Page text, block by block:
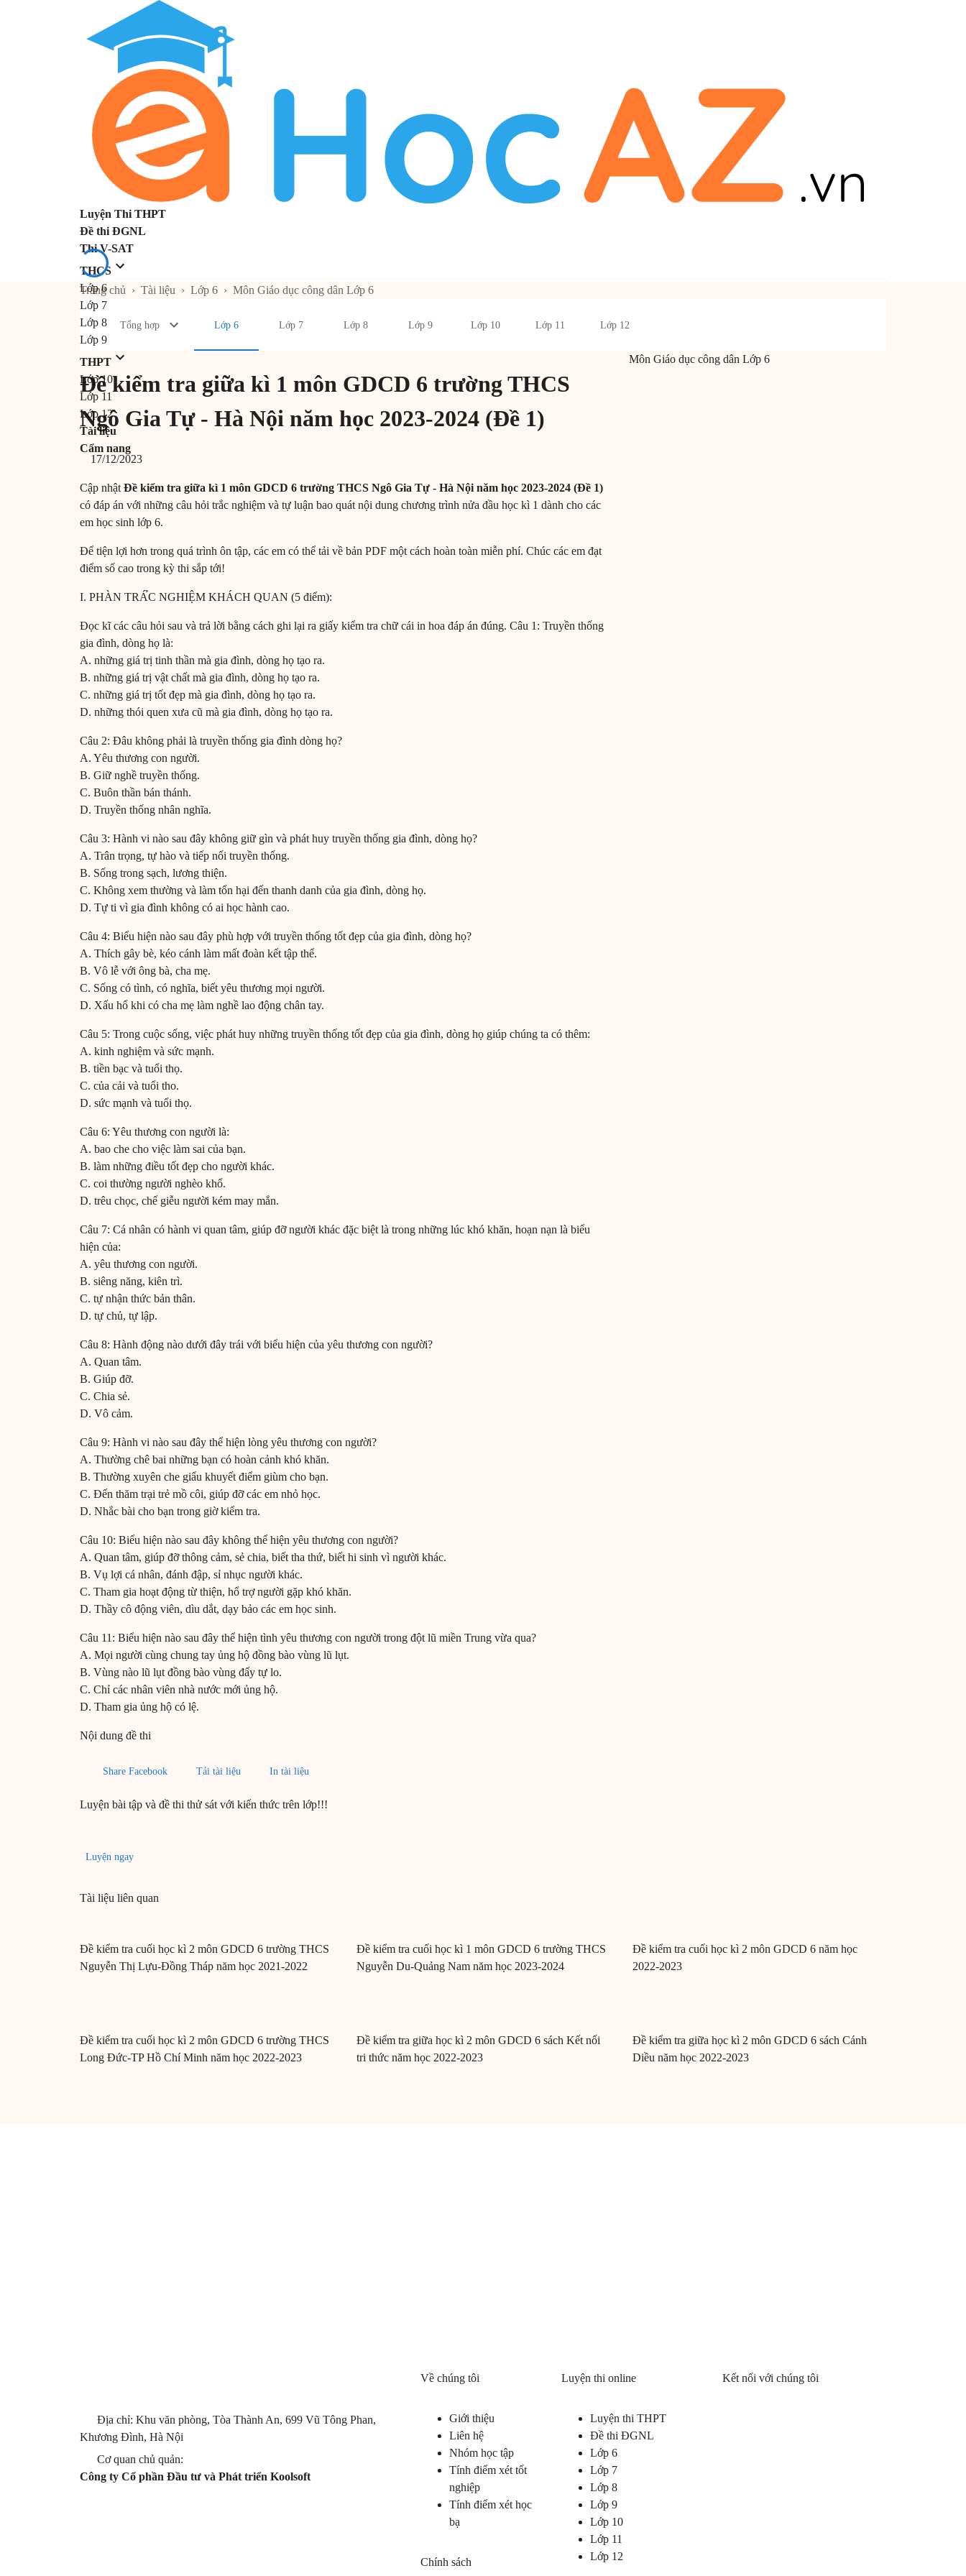
Luyện Thi THPT
Đề thi ĐGNL
Thi V-SAT
THCS
Lớp 6
Lớp 7
Lớp 8
Lớp 9
THPT
Lớp 10
Lớp 11
Lớp 12
Tài liệu
Cẩm nang
Trang chủ › Tài liệu › Lớp 6 › Môn Giáo dục công dân Lớp 6
Tổng hợp Lớp 6 Lớp 7 Lớp 8 Lớp 9 Lớp 10 Lớp 11 Lớp 12
Đề kiểm tra giữa kì 1 môn GDCD 6 trường THCS
Ngô Gia Tự - Hà Nội năm học 2023-2024 (Đề 1)
17/12/2023
Cập nhật Đề kiểm tra giữa kì 1 môn GDCD 6 trường THCS Ngô Gia Tự - Hà Nội năm học 2023-2024 (Đề 1)
có đáp án với những câu hỏi trắc nghiệm và tự luận bao quát nội dung chương trình nửa đầu học kì 1 dành cho các
em học sinh lớp 6.
Để tiện lợi hơn trong quá trình ôn tập, các em có thể tải về bản PDF một cách hoàn toàn miễn phí. Chúc các em đạt
điểm số cao trong kỳ thi sắp tới!
I. PHÀN TRÁ̉C NGHIỆM KHÁCH QUAN (5 điểm):
Đọc kĩ các câu hỏi sau và trả lời bằng cách ghi lại ra giấy kiểm tra chữ cái in hoa đáp án đúng. Câu 1: Truyền thống
gia đình, dòng họ là:
A. những giá trị tinh thần mà gia đình, dòng họ tạo ra.
B. những giá trị vật chất mà gia đình, dòng họ tạo ra.
C. những giá trị tốt đẹp mà gia đình, dòng họ tạo ra.
D. những thói quen xưa cũ mà gia đình, dòng họ tạo ra.
Câu 2: Đâu không phải là truyền thống gia đình dòng họ?
A. Yêu thương con người.
B. Giữ nghề truyền thống.
C. Buôn thần bán thánh.
D. Truyền thống nhân nghĩa.
Câu 3: Hành vi nào sau đây không giữ gìn và phát huy truyền thống gia đình, dòng họ?
A. Trân trọng, tự hào và tiếp nối truyền thống.
B. Sống trong sạch, lương thiện.
C. Không xem thường và làm tổn hại đến thanh danh của gia đình, dòng họ.
D. Tự ti vì gia đình không có ai học hành cao.
Câu 4: Biểu hiện nào sau đây phù hợp với truyền thống tốt đẹp của gia đình, dòng họ?
A. Thích gây bè, kéo cánh làm mất đoàn kết tập thể.
B. Vô lễ với ông bà, cha mẹ.
C. Sống có tình, có nghĩa, biết yêu thương mọi người.
D. Xấu hổ khi có cha mẹ làm nghề lao động chân tay.
Câu 5: Trong cuộc sống, việc phát huy những truyền thống tốt đẹp của gia đình, dòng họ giúp chúng ta có thêm:
A. kinh nghiệm và sức mạnh.
B. tiền bạc và tuổi thọ.
C. của cải và tuổi tho.
D. sức mạnh và tuổi thọ.
Câu 6: Yêu thương con người là:
A. bao che cho việc làm sai của bạn.
B. làm những điều tốt đẹp cho người khác.
C. coi thường người nghèo khổ.
D. trêu chọc, chế giễu người kém may mắn.
Câu 7: Cá nhân có hành vi quan tâm, giúp đỡ người khác đặc biệt là trong những lúc khó khăn, hoạn nạn là biểu
hiện của:
A. yêu thương con người.
B. siêng năng, kiên trì.
C. tự nhận thức bản thân.
D. tự chủ, tự lập.
Câu 8: Hành động nào dưới đây trái với biểu hiện của yêu thương con người?
A. Quan tâm.
B. Giúp đỡ.
C. Chia sẻ.
D. Vô cảm.
Câu 9: Hành vi nào sau đây thể hiện lòng yêu thương con người?
A. Thường chê bai những bạn có hoàn cảnh khó khăn.
B. Thường xuyên che giẩu khuyết điểm giùm cho bạn.
C. Đến thăm trại trẻ mồ côi, giúp đỡ các em nhỏ học.
D. Nhắc bài cho bạn trong giờ kiểm tra.
Câu 10: Biểu hiện nào sau đây không thể hiện yêu thương con người?
A. Quan tâm, giúp đỡ thông cảm, sẻ chia, biết tha thứ, biết hi sinh vì người khác.
B. Vụ lợi cá nhân, đánh đập, sỉ nhục người khác.
C. Tham gia hoạt động từ thiện, hổ trợ người gặp khó khăn.
D. Thầy cô động viên, dìu dắt, dạy bảo các em học sinh.
Câu 11: Biểu hiện nào sau đây thể hiện tình yêu thương con người trong đột lũ miền Trung vừa qua?
A. Mọi người cùng chung tay ủng hộ đồng bào vùng lũ lụt.
B. Vùng nào lũ lụt đồng bào vùng đấy tự lo.
C. Chỉ các nhân viên nhà nước mới ủng hộ.
D. Tham gia ủng hộ có lệ.
Nội dung đề thi
Share Facebook Tải tài liệu In tài liệu
Luyện bài tập và đề thi thử sát với kiến thức trên lớp!!!
Luyện ngay
Môn Giáo dục công dân Lớp 6
Tài liệu liên quan
Đề kiểm tra cuối học kì 2 môn GDCD 6 trường THCS
Nguyễn Thị Lựu-Đồng Tháp năm học 2021-2022
Đề kiểm tra cuối học kì 1 môn GDCD 6 trường THCS
Nguyễn Du-Quảng Nam năm học 2023-2024
Đề kiểm tra cuối học kì 2 môn GDCD 6 năm học
2022-2023
Đề kiểm tra cuối học kì 2 môn GDCD 6 trường THCS
Long Đức-TP Hồ Chí Minh năm học 2022-2023
Đề kiểm tra giữa học kì 2 môn GDCD 6 sách Kết nối
tri thức năm học 2022-2023
Đề kiểm tra giữa học kì 2 môn GDCD 6 sách Cánh
Diều năm học 2022-2023
Địa chỉ: Khu văn phòng, Tòa Thành An, 699 Vũ Tông Phan,
Khương Đình, Hà Nội
Cơ quan chủ quản:
Công ty Cổ phần Đầu tư và Phát triển Koolsoft
Về chúng tôi
Giới thiệu
Liên hệ
Nhóm học tập
Tính điểm xét tốt
nghiệp
Tính điểm xét học
bạ
Chính sách
Luyện thi online
Luyện thi THPT
Đề thi ĐGNL
Lớp 6
Lớp 7
Lớp 8
Lớp 9
Lớp 10
Lớp 11
Lớp 12
Kết nối với chúng tôi